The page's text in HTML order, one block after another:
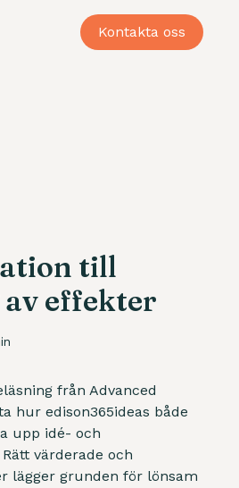
Kontakta oss
till
effekter
från Advanced
hur edison365ideas både
upp idé- och
värderade och
lägger grunden för lönsam